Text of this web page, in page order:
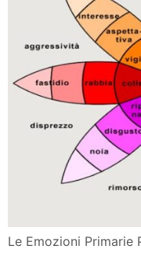
Le Emozioni Primarie